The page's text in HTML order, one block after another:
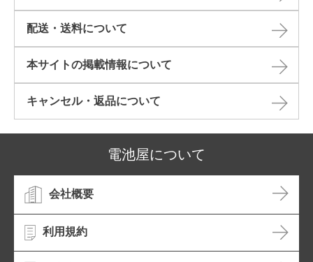
配送・送料について
本サイトの掲載情報について​
キャンセル・返品について​
電池屋について
会社概要
利用規約